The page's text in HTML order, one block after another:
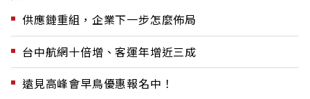
供應鏈重組，企業下一步怎麼佈局
台中航網十倍增、客運年增近三成
遠見高峰會早鳥優惠報名中！